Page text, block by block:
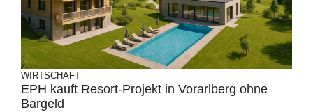
WIRTSCHAFT
EPH kauft Resort-Projekt in Vorarlberg ohne
Bargeld